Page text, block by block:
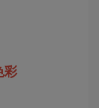
彩